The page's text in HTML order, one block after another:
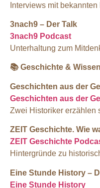
Interviews mit
3nach9 – Der Talk
3nach9 Podcast
Unterhaltung zum
📚Geschichte & Wissen
Geschichten aus der
Geschichten aus der
Zwei Historiker erzählen
ZEIT Geschichte. Wie
ZEIT Geschichte
Hintergründe zu
Eine Stunde History –
Eine Stunde History